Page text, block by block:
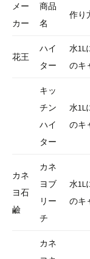
メー
カー
商品
名
作り
花王
ハイ
ター
水1L
のキ
キッ
チン
ハイ
ター
水1L
のキ
カネ
ヨ石
鹼
カネ
ヨブ
リー
チ
水1L
のキ
カネ